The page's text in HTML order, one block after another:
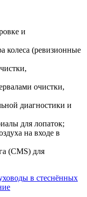
и
колеса (ревизионные
очистки,
диагностики и
для лопаток;
на входе в
(CMS) для
в стеснённых